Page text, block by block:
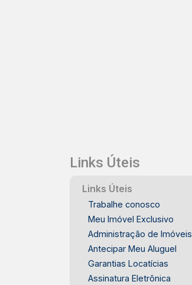
Links Úteis
Links Úteis
Trabalhe conosco
Meu Imóvel Exclusivo
Administração de Imóveis
Antecipar Meu Aluguel
Garantias Locatícias
Assinatura Eletrônica